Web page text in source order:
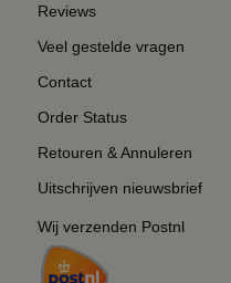
Reviews
Veel gestelde vragen
Contact
Order Status
Retouren & Annuleren
Uitschrijven nieuwsbrief
Wij verzenden Postnl